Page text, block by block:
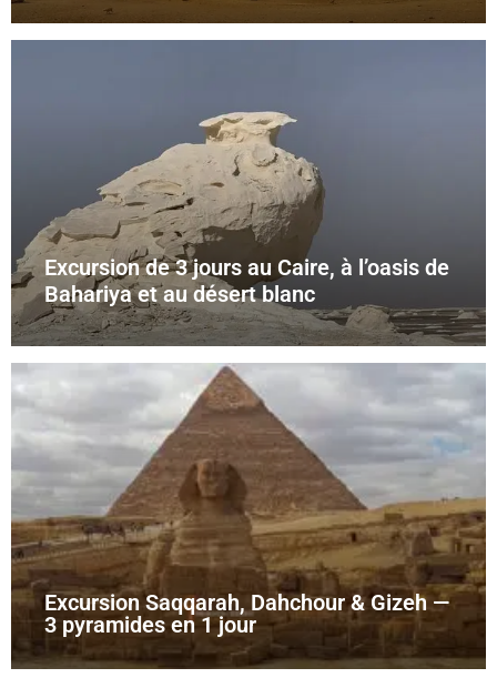
Excursion de 3 jours au Caire, à l’oasis de
Bahariya et au désert blanc
Excursion Saqqarah, Dahchour & Gizeh —
3 pyramides en 1 jour